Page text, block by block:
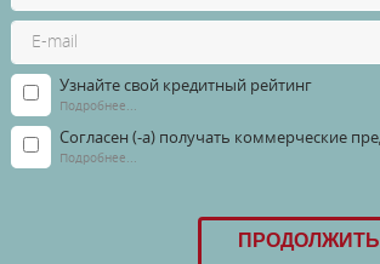
Узнайте свой кредитный рейтинг
Подробнее...
Согласен (-а) получать коммерческие
Подробнее...